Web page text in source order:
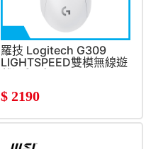
羅技 Logitech G309
LIGHTSPEED雙模無線遊
戲滑鼠-白
$ 2190